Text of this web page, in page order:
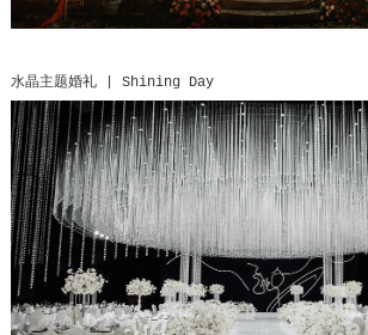
水晶主题婚礼 | Shining Day